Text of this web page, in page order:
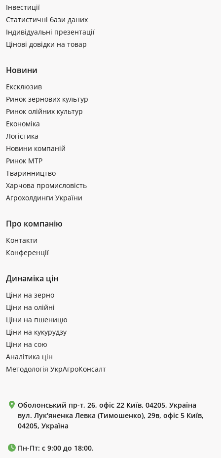
Інвестиції
Статистичні бази даних
Індивідуальні презентації
Цінові довідки на товар
Новини
Ексклюзив
Ринок зернових культур
Ринок олійних культур
Економіка
Логістика
Новини компаній
Ринок МТР
Тваринництво
Харчова промисловість
Агрохолдинги України
Про компанію
Контакти
Конференції
Динаміка цін
Ціни на зерно
Ціни на олійні
Ціни на пшеницю
Ціни на кукурудзу
Ціни на сою
Аналітика цін
Методологія УкрАгроКонсалт
Оболонський пр-т, 26, офіс 22 Київ, 04205, Україна
вул. Лук'яненка Левка (Тимошенко), 29в, офіс 5 Київ,
04205, Україна
Пн-Пт: с 9:00 до 18:00.